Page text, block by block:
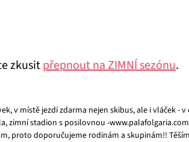
zkusitpřepnout na ZIMNÍ sezónu.
v místě jezdí zdarma nejen skibus, ale i vláček -
zimní stadion s posilovnou -
proto doporučujeme rodinám a skupinám!!